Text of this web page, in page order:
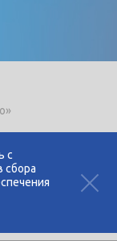
с
сбора